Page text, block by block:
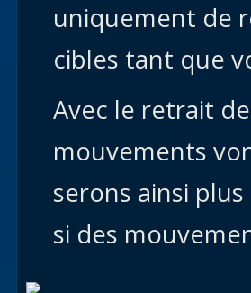
uniquement de
cibles tant que
Avec le retrait
mouvements
serons ainsi
si des